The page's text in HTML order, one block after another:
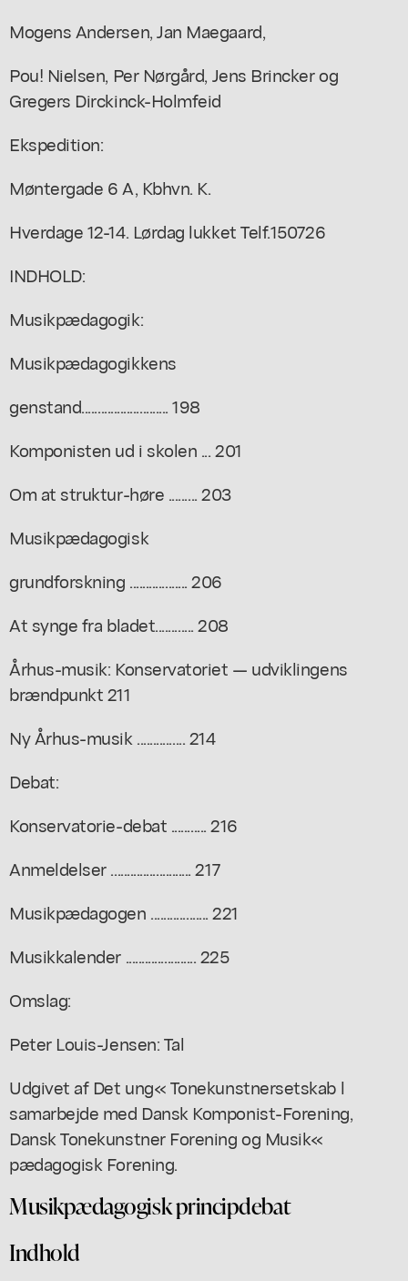
Mogens Andersen, Jan Maegaard,
Pou! Nielsen, Per Nørgård, Jens Brincker og
Gregers Dirckinck-Holmfeid
Ekspedition:
Møntergade 6 A, Kbhvn. K.
Hverdage 12-14. Lørdag lukket Telf.150726
INDHOLD:
Musikpædagogik:
Musikpædagogikkens
genstand........................... 198
Komponisten ud i skolen ... 201
Om at struktur-høre ......... 203
Musikpædagogisk
grundforskning .................. 206
At synge fra bladet............ 208
Århus-musik: Konservatoriet — udviklingens
brændpunkt 211
Ny Århus-musik ............... 214
Debat:
Konservatorie-debat ........... 216
Anmeldelser ......................... 217
Musikpædagogen .................. 221
Musikkalender ...................... 225
Omslag:
Peter Louis-Jensen: Tal
Udgivet af Det ung« Tonekunstnersetskab l
samarbejde med Dansk Komponist-Forening,
Dansk Tonekunstner Forening og Musik«
pædagogisk Forening.
Musikpædagogisk principdebat
Indhold